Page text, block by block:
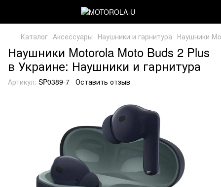
Каталог Аксессуары Наушники и гарнитура Наушники
Наушники Motorola Moto Buds 2 Plus
в Украине: Наушники и гарнитура
Артикул: SP0389-7 Оставить отзыв